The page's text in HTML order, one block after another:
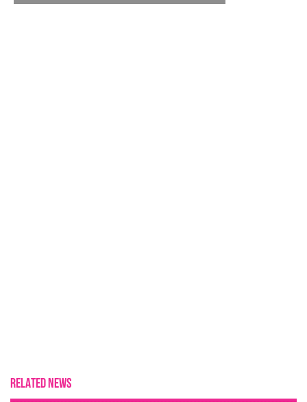
RELATED NEWS